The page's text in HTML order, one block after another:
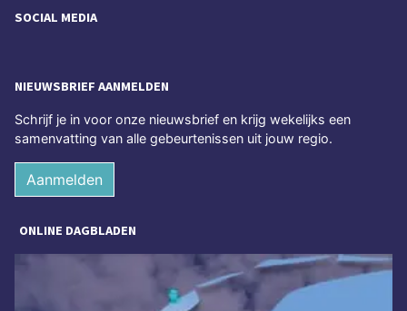
SOCIAL MEDIA
NIEUWSBRIEF AANMELDEN
Schrijf je in voor onze nieuwsbrief en krijg wekelijks een
samenvatting van alle gebeurtenissen uit jouw regio.
Aanmelden
ONLINE DAGBLADEN